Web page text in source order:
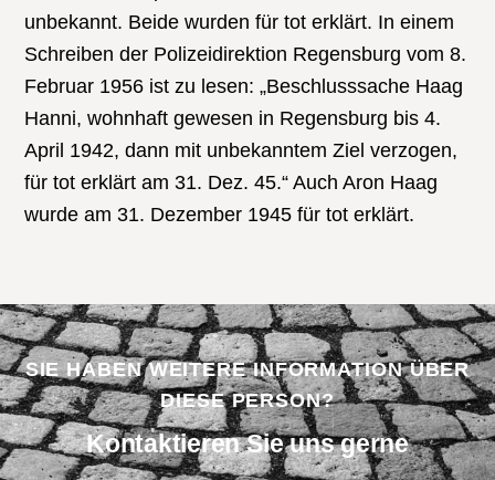
unbekannt. Beide wurden für tot erklärt. In einem
Schreiben der Polizeidirektion Regensburg vom 8.
Februar 1956 ist zu lesen: „Beschlusssache Haag
Hanni, wohnhaft gewesen in Regensburg bis 4.
April 1942, dann mit unbekanntem Ziel verzogen,
für tot erklärt am 31. Dez. 45.“ Auch Aron Haag
wurde am 31. Dezember 1945 für tot erklärt.
SIE HABEN WEITERE INFORMATION ÜBER
DIESE PERSON?
Kontaktieren Sie uns gerne